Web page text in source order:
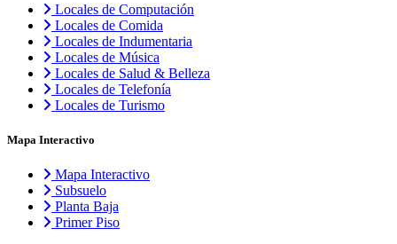
Locales de Computación
Locales de Comida
Locales de Indumentaria
Locales de Música
Locales de Salud & Belleza
Locales de Telefonía
Locales de Turismo
Mapa Interactivo
Mapa Interactivo
Subsuelo
Planta Baja
Primer Piso